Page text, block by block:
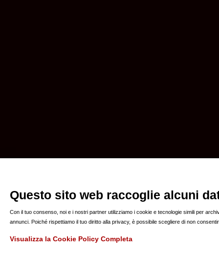
Questo sito web raccoglie alcuni
Con il tuo consenso, noi e i nostri partner utilizziamo i cookie e tecnologie simili per
annunci. Poiché rispettiamo il tuo diritto alla privacy, è possibile scegliere di non
Visualizza la Cookie Policy Completa